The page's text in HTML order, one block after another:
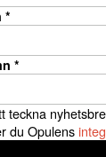
*
*
teckna
du Opulens